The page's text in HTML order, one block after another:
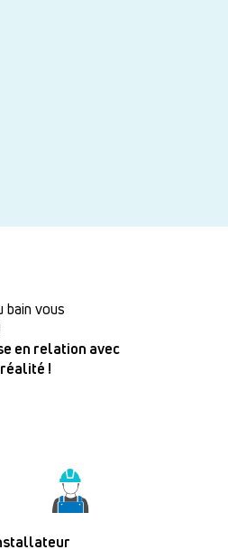
bain vous
en relation avec
!